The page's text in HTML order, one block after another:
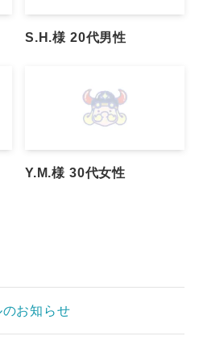
S.H.様 20代男性
Y.M.様 30代女性
お知らせ